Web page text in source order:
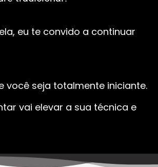
eu te convido a continuar
você seja totalmente iniciante.
vai elevar a sua técnica e